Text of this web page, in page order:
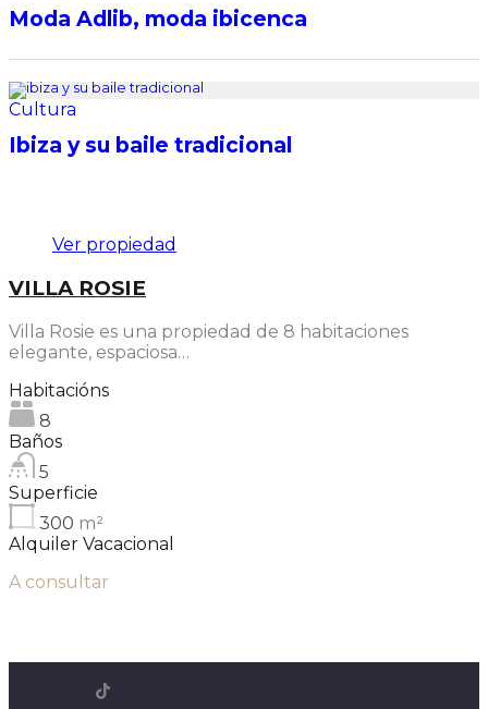
Moda Adlib, moda ibicenca
Cultura
Ibiza y su baile tradicional
Ver propiedad
VILLA ROSIE
Villa Rosie es una propiedad de 8 habitaciones
elegante, espaciosa…
Habitacións
8
Baños
5
Superficie
300 m²
Alquiler Vacacional
A consultar